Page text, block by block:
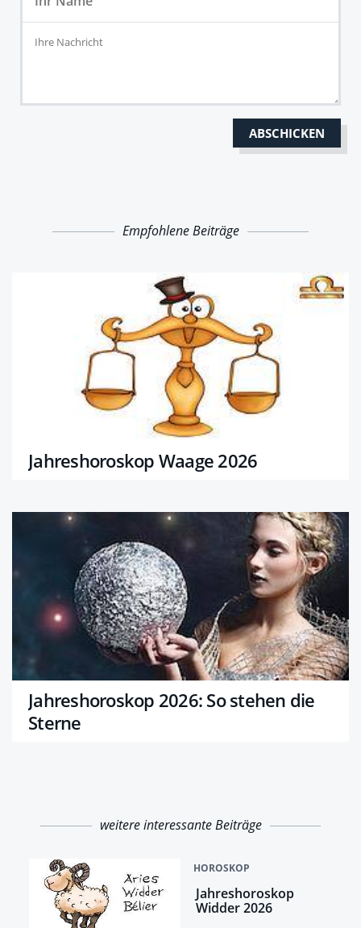
Empfohlene Beiträge
Jahreshoroskop Waage 2026
Jahreshoroskop 2026: So stehen die
Sterne
weitere interessante Beiträge
HOROSKOP
Jahreshoroskop
Widder 2026